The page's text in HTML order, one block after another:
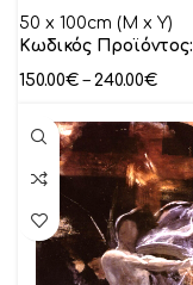
50 x 100cm (M x Y)
Κωδικός Προϊόντος:
150.00€ – 240.00€